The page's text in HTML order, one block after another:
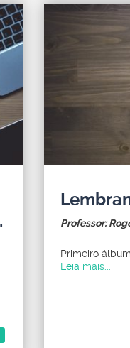
Professor:
Primeiro
Leia mais...